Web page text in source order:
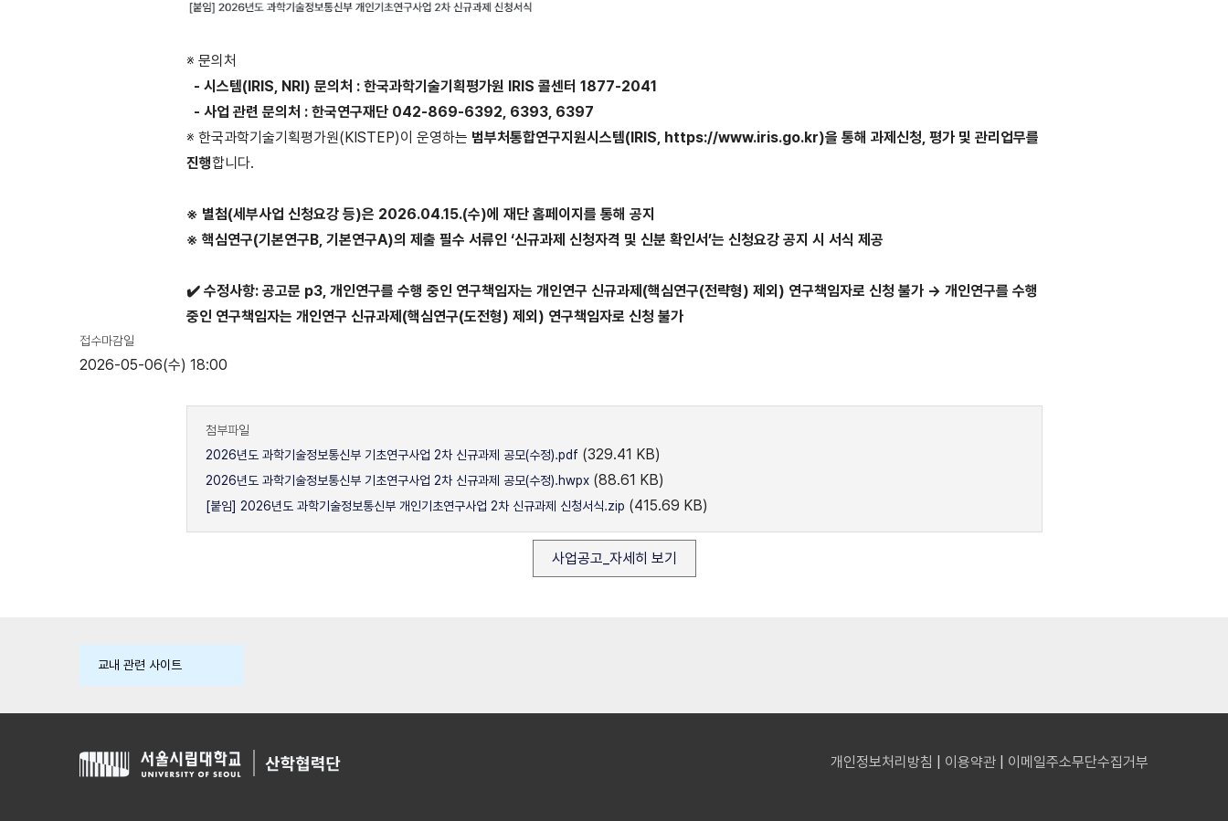
※ 문의처
- 시스템(IRIS, NRI) 문의처 : 한국과학기술기획평가원 IRIS 콜센터 1877-2041
- 사업 관련 문의처 : 한국연구재단 042-869-6392, 6393, 6397
※ 한국과학기술기획평가원(KISTEP)이 운영하는 범부처통합연구지원시스템(IRIS, https://www.iris.go.kr)을 통해 과제신청, 평가 및 관리업무를
진행합니다.
※ 별첨(세부사업 신청요강 등)은 2026.04.15.(수)에 재단 홈페이지를 통해 공지
※ 핵심연구(기본연구B, 기본연구A)의 제출 필수 서류인 ‘신규과제 신청자격 및 신분 확인서’는 신청요강 공지 시 서식 제공
✔️ 수정사항: 공고문 p3, 개인연구를 수행 중인 연구책임자는 개인연구 신규과제(핵심연구(전략형) 제외) 연구책임자로 신청 불가 → 개인연구를 수행
중인 연구책임자는 개인연구 신규과제(핵심연구(도전형) 제외) 연구책임자로 신청 불가
접수마감일
2026-05-06(수) 18:00
첨부파일
2026년도 과학기술정보통신부 기초연구사업 2차 신규과제 공모(수정).pdf (329.41 KB)
2026년도 과학기술정보통신부 기초연구사업 2차 신규과제 공모(수정).hwpx (88.61 KB)
[붙임] 2026년도 과학기술정보통신부 개인기초연구사업 2차 신규과제 신청서식.zip (415.69 KB)
사업공고_자세히 보기
교내 관련 사이트
개인정보처리방침 이용약관| 이메일주소무단수집거부